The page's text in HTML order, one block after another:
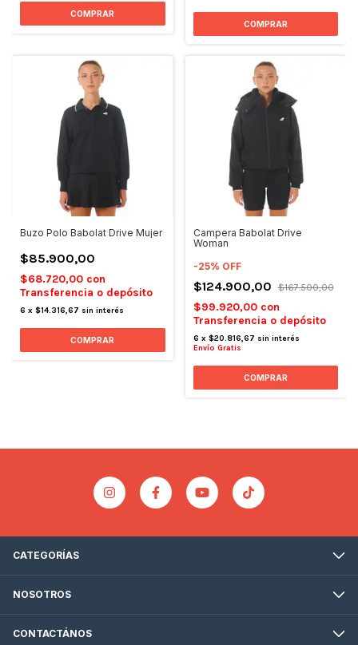
COMPRAR
COMPRAR
Buzo Polo Babolat Drive Mujer
$85.900,00
$68.720,00 con
Transferencia o depósito
6 x $14.316,67 sin interés
COMPRAR
Campera Babolat Drive
Woman
-25% OFF
$124.900,00 $167.500,00
$99.920,00 con
Transferencia o depósito
6 x $20.816,67 sin interés
Envío Gratis
COMPRAR
CATEGORÍAS
NOSOTROS
CONTACTÁNOS